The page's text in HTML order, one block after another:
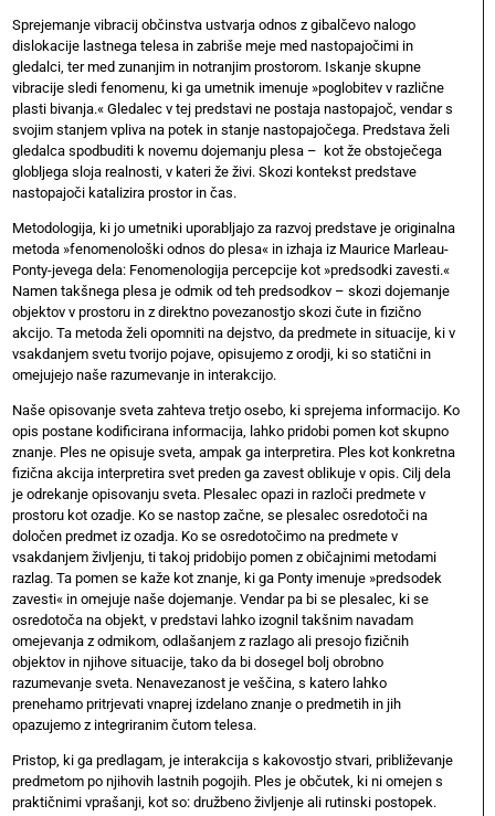
Sprejemanje vibracij občinstva ustvarja odnos z gibalčevo nalogo
dislokacije lastnega telesa in zabriše meje med nastopajočimi in
gledalci, ter med zunanjim in notranjim prostorom. Iskanje skupne
vibracije sledi fenomenu, ki ga umetnik imenuje »poglobitev v različne
plasti bivanja.« Gledalec v tej predstavi ne postaja nastopajoč, vendar s
svojim stanjem vpliva na potek in stanje nastopajočega. Predstava želi
gledalca spodbuditi k novemu dojemanju plesa – kot že obstoječega
globljega sloja realnosti, v kateri že živi. Skozi kontekst predstave
nastopajoči katalizira prostor in čas.
Metodologija, ki jo umetniki uporabljajo za razvoj predstave je originalna
metoda »fenomenološki odnos do plesa« in izhaja iz Maurice Marleau-
Ponty-jevega dela: Fenomenologija percepcije kot »predsodki zavesti.«
Namen takšnega plesa je odmik od teh predsodkov – skozi dojemanje
objektov v prostoru in z direktno povezanostjo skozi čute in fizično
akcijo. Ta metoda želi opomniti na dejstvo, da predmete in situacije, ki v
vsakdanjem svetu tvorijo pojave, opisujemo z orodji, ki so statični in
omejujejo naše razumevanje in interakcijo.
Naše opisovanje sveta zahteva tretjo osebo, ki sprejema informacijo. Ko
opis postane kodificirana informacija, lahko pridobi pomen kot skupno
znanje. Ples ne opisuje sveta, ampak ga interpretira. Ples kot konkretna
fizična akcija interpretira svet preden ga zavest oblikuje v opis. Cilj dela
je odrekanje opisovanju sveta. Plesalec opazi in razloči predmete v
prostoru kot ozadje. Ko se nastop začne, se plesalec osredotoči na
določen predmet iz ozadja. Ko se osredotočimo na predmete v
vsakdanjem življenju, ti takoj pridobijo pomen z običajnimi metodami
razlag. Ta pomen se kaže kot znanje, ki ga Ponty imenuje »predsodek
zavesti« in omejuje naše dojemanje. Vendar pa bi se plesalec, ki se
osredotoča na objekt, v predstavi lahko izognil takšnim navadam
omejevanja z odmikom, odlašanjem z razlago ali presojo fizičnih
objektov in njihove situacije, tako da bi dosegel bolj obrobno
razumevanje sveta. Nenavezanost je veščina, s katero lahko
prenehamo pritrjevati vnaprej izdelano znanje o predmetih in jih
opazujemo z integriranim čutom telesa.
Pristop, ki ga predlagam, je interakcija s kakovostjo stvari, približevanje
predmetom po njihovih lastnih pogojih. Ples je občutek, ki ni omejen s
praktičnimi vprašanji, kot so: družbeno življenje ali rutinski postopek.